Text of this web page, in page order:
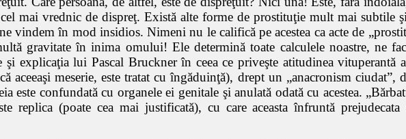
mai vrednic de dispreţ. Există alte forme de prostituţie mult mai subtile
vindem în mod insidios. Nimeni nu le califică pe acestea ca acte de
gravitate în inima omului! Ele determină toate calculele noastre, ne
şi explicaţia lui Pascal Bruckner în ceea ce priveşte atitudinea
aceeaşi meserie, este tratat cu îngăduinţă), drept un „anacronism
este confundată cu organele ei genitale şi anulată odată cu acestea.
replica (poate cea mai justificată), cu care aceasta înfruntă